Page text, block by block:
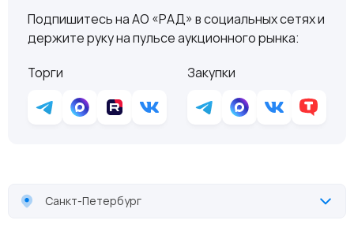
Подпишитесь на АО «РАД» в социальных сетях и
держите руку на пульсе аукционного рынка:
Торги
Закупки
Санкт-Петербург